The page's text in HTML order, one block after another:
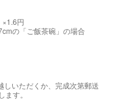
×1.6円
の「ご飯茶碗」の場合
しいただくか、完成次第郵送
す。